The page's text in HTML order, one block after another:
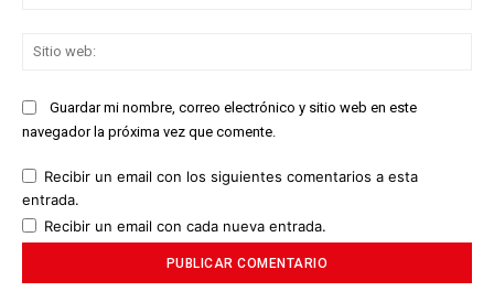
Guardar mi nombre, correo electrónico y sitio web en este
navegador la próxima vez que comente.
Recibir un email con los siguientes comentarios a esta
entrada.
Recibir un email con cada nueva entrada.